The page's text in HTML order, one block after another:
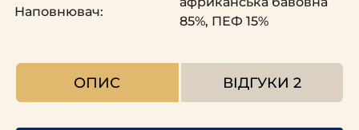
Наповнювач:
85%, ПЕФ 15%
ОПИС ВІДГУКИ 2